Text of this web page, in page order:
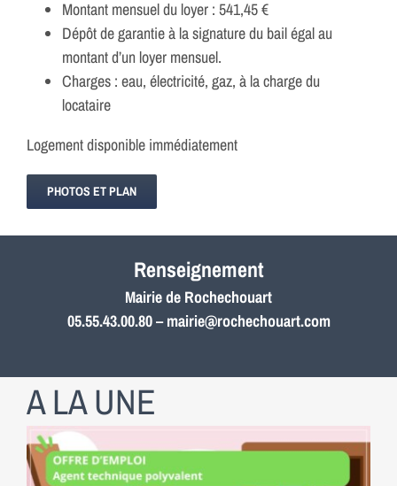
Montant mensuel du loyer : 541,45 €
Dépôt de garantie à la signature du bail égal au
montant d’un loyer mensuel.
Charges : eau, électricité, gaz, à la charge du
locataire
Logement disponible immédiatement
PHOTOS ET PLAN
Renseignement
Mairie de Rochechouart
05.55.43.00.80 –mairie@rochechouart.com
A LA UNE